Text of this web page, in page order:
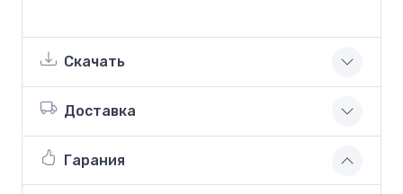
Скачать
Доставка
Гарания